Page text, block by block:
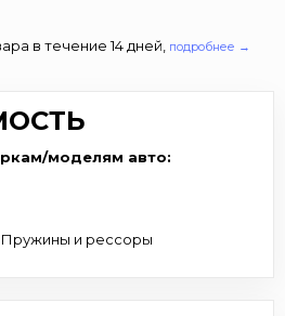
в течение 14 дней, подробнее →
моделям авто:
Пружины и рессоры